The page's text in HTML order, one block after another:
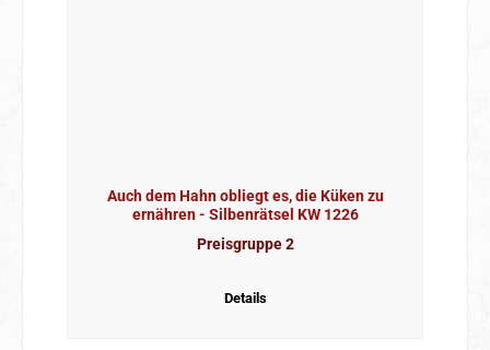
Auch dem Hahn obliegt es, die Küken zu
ernähren - Silbenrätsel KW 1226
Preisgruppe 2
Details